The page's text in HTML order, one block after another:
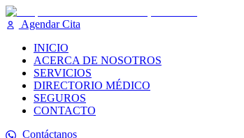
Agendar Cita
INICIO
ACERCA DE NOSOTROS
SERVICIOS
DIRECTORIO MÉDICO
SEGUROS
CONTACTO
Contáctanos